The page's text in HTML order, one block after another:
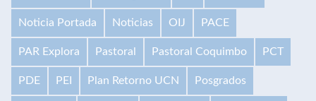
Noticia Portada Noticias OIJ PACE
PAR Explora Pastoral Pastoral Coquimbo PCT
PDE PEI Plan Retorno UCN Posgrados